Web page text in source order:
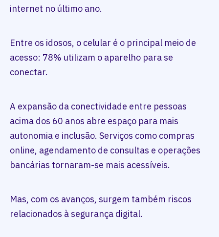
internet no último ano.
Entre os idosos, o celular é o principal meio de
acesso: 78% utilizam o aparelho para se
conectar.
A expansão da conectividade entre pessoas
acima dos 60 anos abre espaço para mais
autonomia e inclusão. Serviços como compras
online, agendamento de consultas e operações
bancárias tornaram-se mais acessíveis.
Mas, com os avanços, surgem também riscos
relacionados à segurança digital.